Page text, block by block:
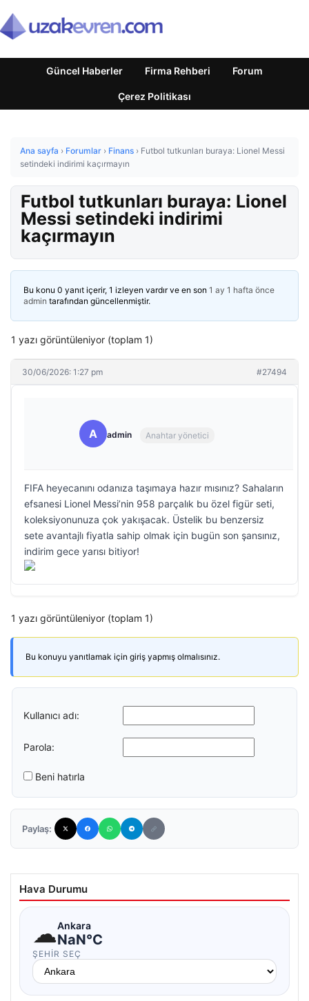
Güncel Haberler Firma Rehberi Forum
Çerez Politikası
Ana sayfa › Forumlar › Finans › Futbol tutkunları buraya: Lionel Messi
setindeki indirimi kaçırmayın
Futbol tutkunları buraya: Lionel
Messi setindeki indirimi
kaçırmayın
Bu konu 0 yanıt içerir, 1 izleyen vardır ve en son 1 ay 1 hafta önce
admin tarafından güncellenmiştir.
1 yazı görüntüleniyor (toplam 1)
30/06/2026: 1:27 pm #27494
A admin Anahtar yönetici
FIFA heyecanını odanıza taşımaya hazır mısınız? Sahaların
efsanesi Lionel Messi’nin 958 parçalık bu özel figür seti,
koleksiyonunuza çok yakışacak. Üstelik bu benzersiz
sete avantajlı fiyatla sahip olmak için bugün son şansınız,
indirim gece yarısı bitiyor!
1 yazı görüntüleniyor (toplam 1)
Bu konuyu yanıtlamak için giriş yapmış olmalısınız.
Kullanıcı adı:
Parola:
Beni hatırla
Paylaş:
Hava Durumu
☁Ankara
NaN°C
ŞEHIR SEÇ